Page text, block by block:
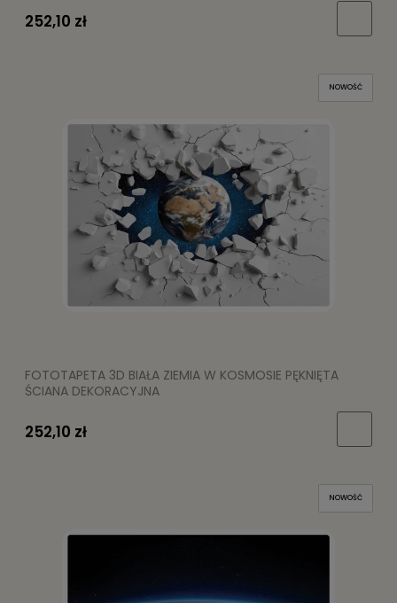
252,10 zł
FOTOTAPETA 3D BIAŁA ZIEMIA W KOSMOSIE PĘKNIĘTA
ŚCIANA DEKORACYJNA
252,10 zł
NOWOŚĆ
NOWOŚĆ